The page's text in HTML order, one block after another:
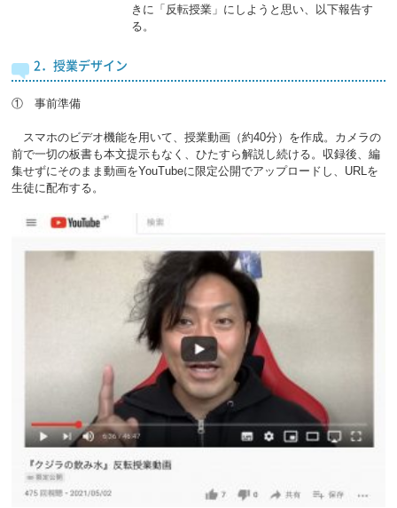
きに「反転授業」にしようと思い、以下報告す
る。
2．授業デザイン
① 事前準備
スマホのビデオ機能を用いて、授業動画（約40分）を作成。カメラの
前で一切の板書も本文提示もなく、ひたすら解説し続ける。収録後、編
集せずにそのまま動画をYouTubeに限定公開でアップロードし、URLを
生徒に配布する。